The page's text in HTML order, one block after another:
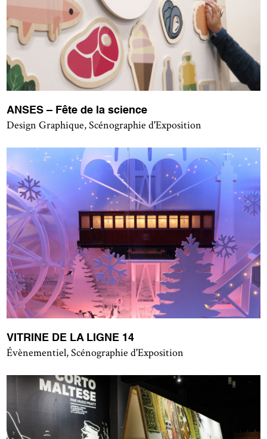
ANSES – Fête de la science
Design Graphique, Scénographie d'Exposition
VITRINE DE LA LIGNE 14
Évènementiel, Scénographie d'Exposition